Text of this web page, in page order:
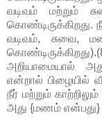
வடிவம் மற்றும்
கொண்டிருக்கிறது.
வடிவம், சுவை,
அறியாமையால்
என்றால் பிழையில்
நீர் மற்றும்
அது {மணம் என்பது}